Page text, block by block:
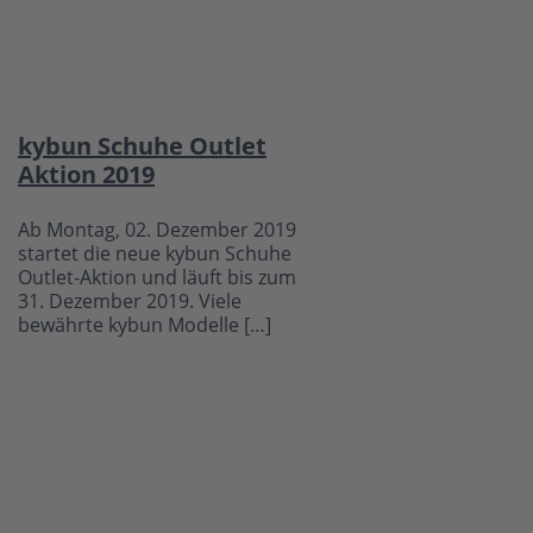
kybun Schuhe Outlet
Aktion 2019
Ab Montag, 02. Dezember 2019
startet die neue kybun Schuhe
Outlet-Aktion und läuft bis zum
31. Dezember 2019. Viele
bewährte kybun Modelle […]